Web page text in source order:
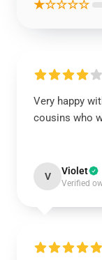
★☆☆☆☆
Very happy
cousins who
V Violet
Verified